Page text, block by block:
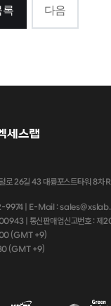
록 다음
로 26길 43 대륭포스트타워 8차
|
E-Mail :
| 통신판매업신고번호 :
(GMT +9)
(GMT +9)